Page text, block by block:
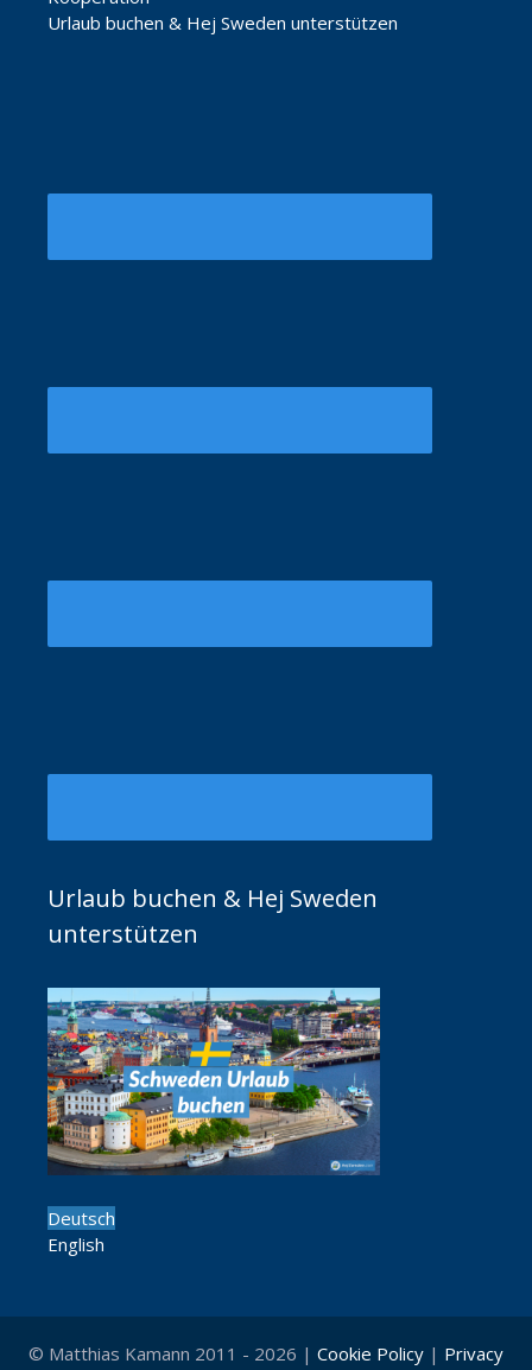
Urlaub buchen & Hej Sweden unterstützen
Urlaub buchen & Hej Sweden
unterstützen
Deutsch
English
© Matthias Kamann 2011 - 2026 | Cookie Policy | Privacy